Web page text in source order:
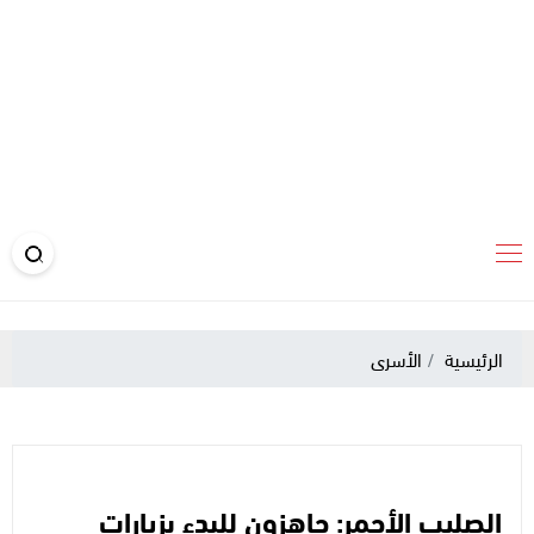
الرئيسية الأسرى
الصليب الأحمر: جاهزون للبدء بزيارات